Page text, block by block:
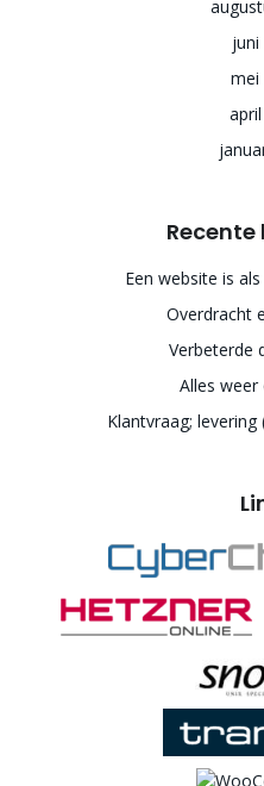
juni
mei
Een website is
Overdracht
Verbeterde
Alles
Klantvraag;